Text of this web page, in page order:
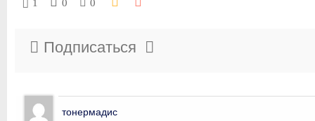
1 0 0
Подписаться
тонермадис